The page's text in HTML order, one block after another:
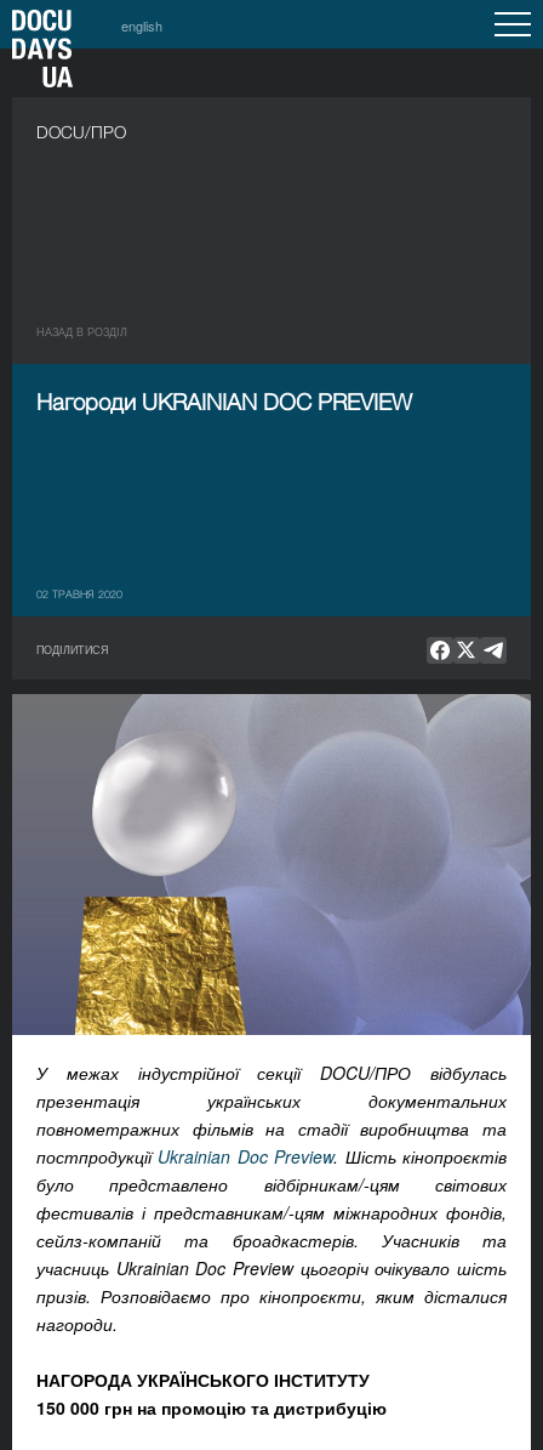
english
DOCU/ПРО
НАЗАД В РОЗДIЛ
Нагороди UKRAINIAN DOC PREVIEW
02 ТРАВНЯ 2020
ПОДІЛИТИСЯ
У межах індустрійної секції DOCU/ПРО відбулась
презентація українських документальних
повнометражних фільмів на стадії виробництва та
постпродукції Ukrainian Doc Preview. Шість кінопроєктів
було представлено відбірникам/-цям світових
фестивалів і представникам/-цям міжнародних фондів,
сейлз-компаній та броадкастерів. Учасників та
учасниць Ukrainian Doc Preview цьогоріч очікувало шість
призів. Розповідаємо про кінопроєкти, яким дісталися
нагороди.
НАГОРОДА УКРАЇНСЬКОГО ІНСТИТУТУ
150 000 грн на промоцію та дистрибуцію